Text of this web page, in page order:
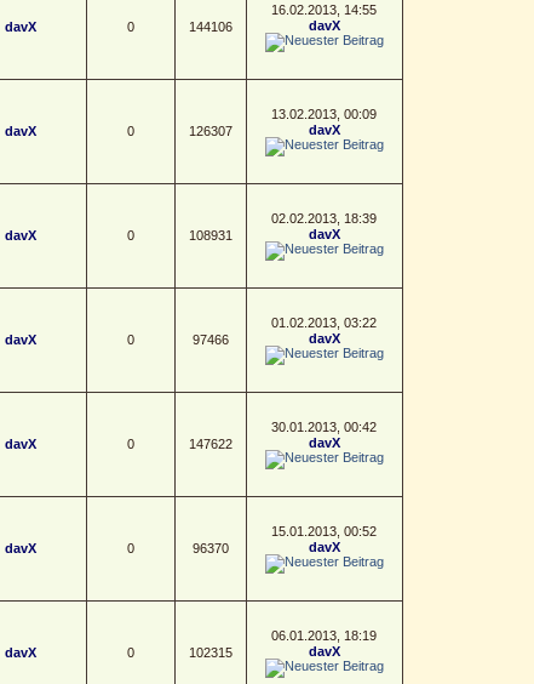
davX 0 144106
16.02.2013, 14:55
davX
davX 0 126307
13.02.2013, 00:09
davX
davX 0 108931
02.02.2013, 18:39
davX
davX 0 97466
01.02.2013, 03:22
davX
davX 0 147622
30.01.2013, 00:42
davX
davX 0 96370
15.01.2013, 00:52
davX
davX 0 102315
06.01.2013, 18:19
davX